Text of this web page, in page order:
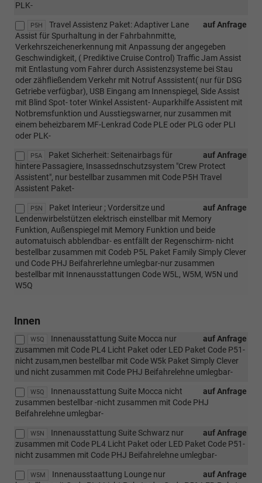
PLK-
P5H auf Anfrage
Travel Assistenz Paket: Adaptiver Lane
Assist für Spurhaltung in der Fahrbahnmitte,
Verkehrszeichenerkennung mit Anpassung der angegeben
Geschwindigkeit, ( Prediktive Cruise Control) Traffic Jam Assist
mit Entlastung vom Fahrer durch Assistenzsysteme bei Stau
oder zähfließendem Verkehr mit Notruf Asssistent( nur für DSG
Getriebe verfügbar), USB Eingang am Innenspiegel, Side Assist
mit Blind Spot- toter Winkel Assistent- Auparkhilfe Assistent mit
Notbremsfunktion und Ausstiegswarner, nur zusammen mit
einem beheizbarem MF-Lenkrad Code PLE oder PLG oder PLI
oder PLK-
P5A auf Anfrage
Paket Sicherheit: Seitenairbags für
hintere Passagiere, Insassednschutzsystem "Crew Protect
Assistent", nur bestellbar zusammen mit Code P5H Travel
Assistent Paket-
P5N auf Anfrage
Paket Interieur ; Vordersitze und
Lendenwirbelstützen elektrisch einstellbar mit Memory
Funktion, Außenspiegel mit Memory Funktion und beide
automatuisch abblendbar- es entfällt der Regenschirm- nicht
bestellbar zusammen mit Codeb P5L Paket Family Simply Clever
und Code PHJ Beifahrerlehne umlegbar-nur zusammen
bestellbar mit Innenausstattungen Code W5L, W5M, W5N und
W5Q
Innen
W5Q auf Anfrage
Innenausstattung Suite Mocca nur
zusammen mit Code PL4 Licht Paket oder LED Paket Code P51-
nicht zusam,men bestellbar mit Code W5k Paket Simply Clever
und nicht zusammen mit Code PHJ Beifahrelehne umlegbar-
W5Q auf Anfrage
Innenausstattung Suite Mocca nicht
zusammen bestellbar -nicht zusammen mit Code PHJ
Beifahrelehne umlegbar-
W5N auf Anfrage
Innenausstattung Suite Schwarz nur
zusammen mit Code PL4 Licht Paket oder LED Paket Code P51-
nicht zusammen mit Code PHJ Beifahrelehne umlegbar-
W5M auf Anfrage
Innenausstaattung Lounge nur